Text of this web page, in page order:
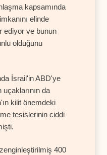
kapsamında
elinde
ediyor ve bunun
olduğunu
İsrail'in ABD'ye
da
kilit önemdeki
tesislerinin ciddi
400